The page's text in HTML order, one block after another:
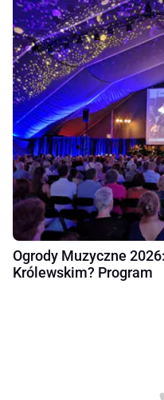
Ogrody Muzyczne
Królewskim? Program